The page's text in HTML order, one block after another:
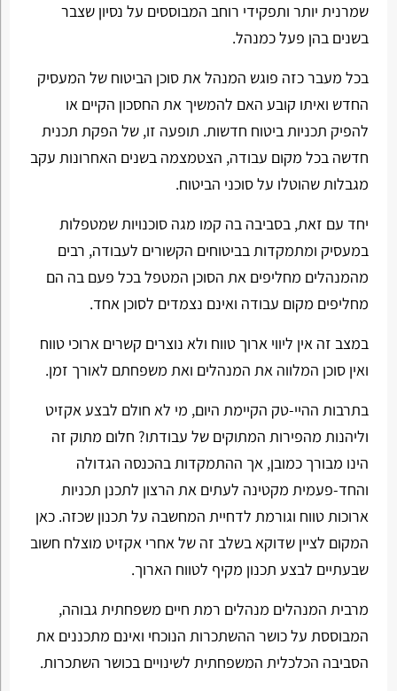
שמרנית יותר ותפקידי רוחב המבוססים על נסיון שצבר
בשנים בהן פעל כמנהל.
בכל מעבר כזה פוגש המנהל את סוכן הביטוח של המעסיק
החדש ואיתו קובע האם להמשיך את החסכון הקיים או
להפיק תכניות ביטוח חדשות. תופעה זו, של הפקת תכנית
חדשה בכל מקום עבודה, הצטמצמה בשנים האחרונות עקב
מגבלות שהוטלו על סוכני הביטוח.
יחד עם זאת, בסביבה בה קמו מגה סוכנויות שמטפלות
במעסיק ומתמקדות בביטוחים הקשורים לעבודה, רבים
מהמנהלים מחליפים את הסוכן המטפל בכל פעם בה הם
מחליפים מקום עבודה ואינם נצמדים לסוכן אחד.
במצב זה אין ליווי ארוך טווח ולא נוצרים קשרים ארוכי טווח
ואין סוכן המלווה את המנהלים ואת משפחתם לאורך זמן.
בתרבות ההיי-טק הקיימת היום, מי לא חולם לבצע אקזיט
וליהנות מהפירות המתוקים של עבודתו? חלום מתוק זה
הינו מבורך כמובן, אך ההתמקדות בהכנסה הגדולה
והחד-פעמית מקטינה לעתים את הרצון לתכנן תכניות
ארוכות טווח וגורמת לדחיית המחשבה על תכנון שכזה. כאן
המקום לציין שדוקא בשלב זה של אחרי אקזיט מוצלח חשוב
שבעתיים לבצע תכנון מקיף לטווח הארוך.
מרבית המנהלים מנהלים רמת חיים משפחתית גבוהה,
המבוססת על כושר ההשתכרות הנוכחי ואינם מתכננים את
הסביבה הכלכלית המשפחתית לשינויים בכושר השתכרות.